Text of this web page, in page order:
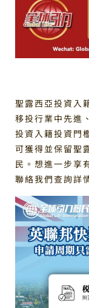
聖露西亞投資入
移投行業中先進
投資入籍投資門
可獲得並保留聖
民。想進一步享
聯絡我們查詢詳